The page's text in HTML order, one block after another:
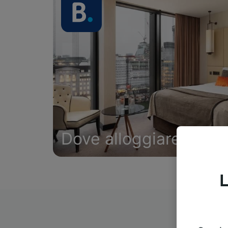
Dove alloggiare